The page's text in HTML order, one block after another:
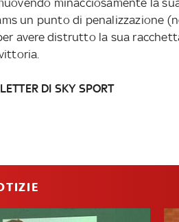
un punto di penalizzazione
avere distrutto la sua
DI SKY SPORT